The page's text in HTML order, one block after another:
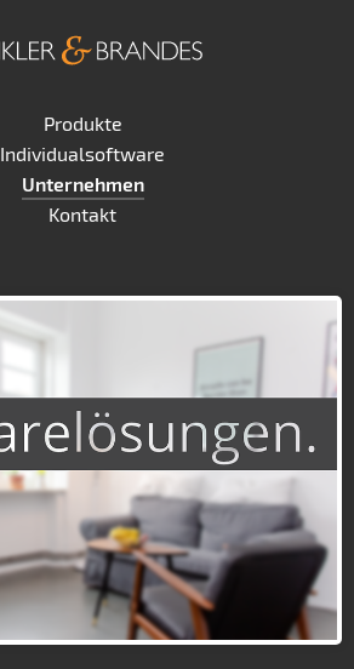
Produkte
Individualsoftware
Unternehmen
Kontakt